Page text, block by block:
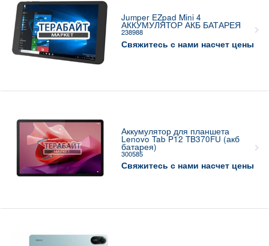
Jumper EZpad Mini 4
АККУМУЛЯТОР АКБ БАТАРЕЯ
238988
Свяжитесь с нами насчет цены
Аккумулятор для планшета
Lenovo Tab P12 TB370FU (акб
батарея)
300585
Свяжитесь с нами насчет цены